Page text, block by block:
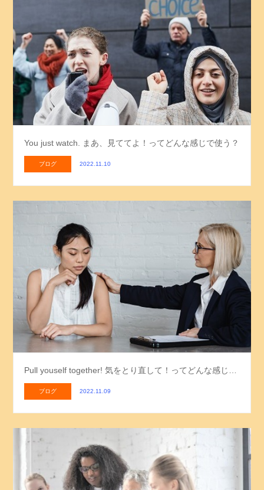
You just watch. まあ、見ててよ！ってどんな感じで使う？
ブログ 2022.11.10
Pull youself together! 気をとり直して！ってどんな感じ…
ブログ 2022.11.09